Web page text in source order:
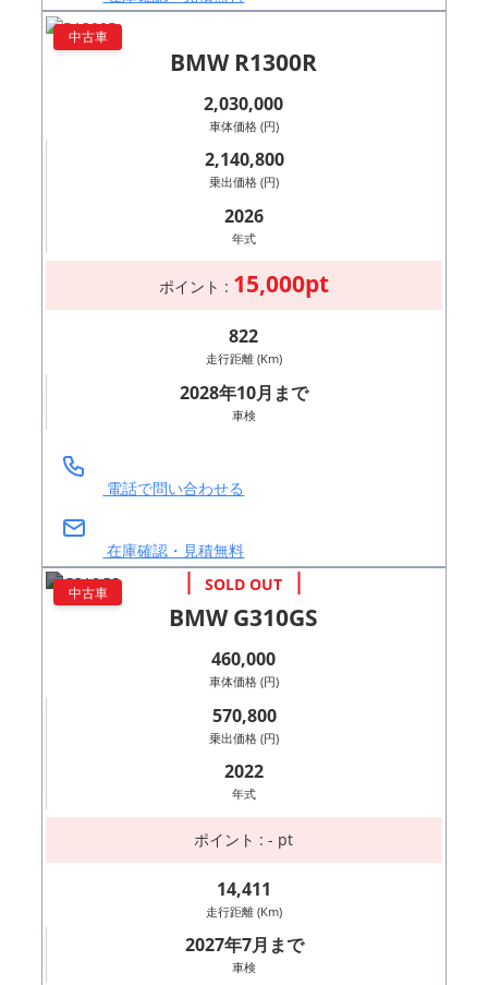
中古車
BMW R1300R
2,030,000
車体価格 (円)
2,140,800
乗出価格 (円)
2026
年式
ポイント : 15,000pt
822
走行距離 (Km)
2028年10月まで
車検
電話で問い合わせる
在庫確認・見積無料
中古車
BMW G310GS
460,000
車体価格 (円)
570,800
乗出価格 (円)
2022
年式
ポイント : - pt
14,411
走行距離 (Km)
2027年7月まで
車検